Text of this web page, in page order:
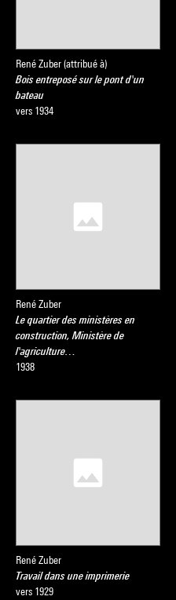
René Zuber (attribué à)
Bois entreposé sur le pont d'un
bateau
vers 1934
René Zuber
Le quartier des ministères en
construction, Ministère de
l'agriculture…
1938
René Zuber
Travail dans une imprimerie
vers 1929